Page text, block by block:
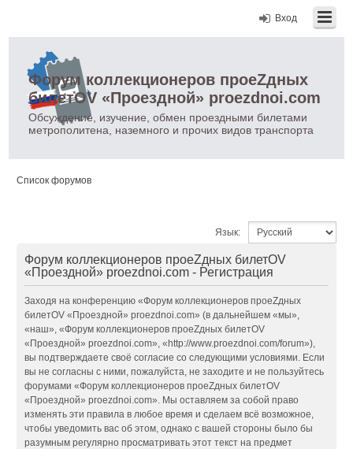
Вход
Форум коллекционеров проеZдных
билетOV «Проездной» proezdnoi.com
Обсуждение, изучение, обмен проездными билетами
метрополитена, наземного и прочих видов транспорта
Список форумов
Язык:
Форум коллекционеров проеZдных билетOV
«Проездной» proezdnoi.com - Регистрация
Заходя на конференцию «Форум коллекционеров проеZдных
билетOV «Проездной» proezdnoi.com» (в дальнейшем «мы»,
«наш», «Форум коллекционеров проеZдных билетOV
«Проездной» proezdnoi.com», «http://www.proezdnoi.com/forum»),
вы подтверждаете своё согласие со следующими условиями. Если
вы не согласны с ними, пожалуйста, не заходите и не пользуйтесь
форумами «Форум коллекционеров проеZдных билетOV
«Проездной» proezdnoi.com». Мы оставляем за собой право
изменять эти правила в любое время и сделаем всё возможное,
чтобы уведомить вас об этом, однако с вашей стороны было бы
разумным регулярно просматривать этот текст на предмет